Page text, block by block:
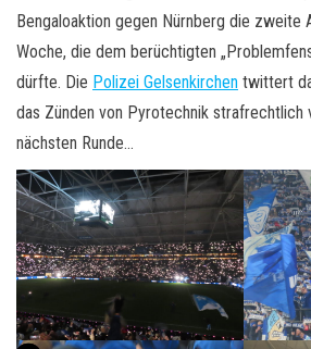
Bengaloaktion gegen Nürnberg die zweite
Woche, die dem berüchtigten
dürfte. Die Polizei Gelsenkirchen twittert
das Zünden von Pyrotechnik
nächsten Runde…